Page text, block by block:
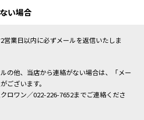
い場合
営業日以内に必ずメールを返信いたしま
の他、当店から連絡がない場合は、「メー
ございます。
ロワン／022-226-7652までご連絡くださ